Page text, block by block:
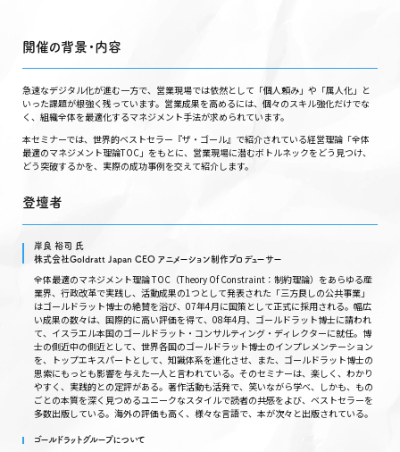
開催の背景・内容
急速なデジタル化が進む一方で、営業現場では依然として「個人頼み」や「属人化」と
いった課題が根強く残っています。営業成果を高めるには、個々のスキル強化だけでな
く、組織全体を最適化するマネジメント手法が求められています。
本セミナーでは、世界的ベストセラー『ザ・ゴール』で紹介されている経営理論「全体
最適のマネジメント理論TOC」をもとに、営業現場に潜むボトルネックをどう見つけ、
どう突破するかを、実際の成功事例を交えて紹介します。
登壇者
岸良 裕司 氏
株式会社Goldratt Japan CEO アニメーション制作プロデューサー
全体最適のマネジメント理論 TOC（Theory Of Constraint：制約理論）をあらゆる産
業界、行政改革で実践し、活動成果の1つとして発表された「三方良しの公共事業」
はゴールドラット博士の絶賛を浴び、07年4月に国策として正式に採用される。幅広
い成果の数々は、国際的に高い評価を得て、08年4月、ゴールドラット博士に請われ
て、イスラエル本国のゴールドラット・コンサルティング・ディレクターに就任。博
士の側近中の側近として、世界各国のゴールドラット博士のインプレメンテーション
を、トップエキスパートとして、知識体系を進化させ、また、ゴールドラット博士の
思索にもっとも影響を与えた一人と言われている。そのセミナーは、楽しく、わかり
やすく、実践的との定評がある。著作活動も活発で、笑いながら学べ、しかも、もの
ごとの本質を深く見つめるユニークなスタイルで読者の共感をよび、ベストセラーを
多数出版している。海外の評価も高く、様々な言語で、本が次々と出版されている。
ゴールドラットグループについて